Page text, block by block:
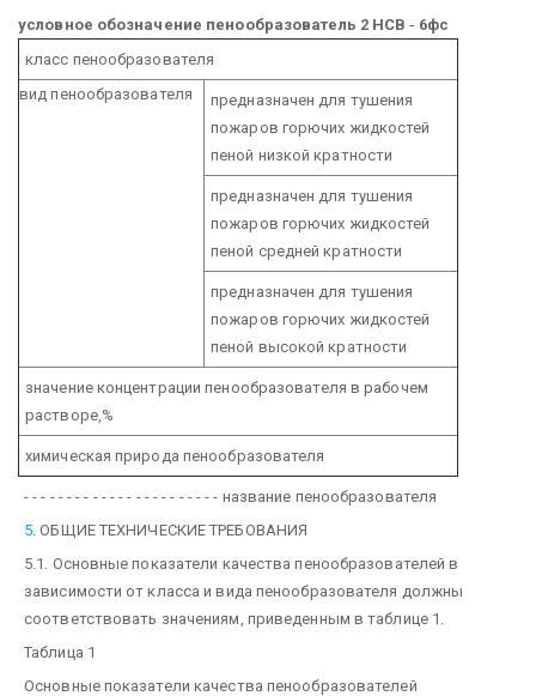
условное обозначение пенообразователь 2 НСВ- 6фс
класс пенообразователя
вид пенообразователя
предназначен для тушения
пожаров горючих жидкостей
пеной низкой кратности
предназначен для тушения
пожаров горючих жидкостей
пеной средней кратности
предназначен для тушения
пожаров горючих жидкостей
пеной высокой кратности
значение концентрации пенообразователя в рабочем
растворе,%
химическая природа пенообразователя
- - - - - - - - - - - - - - - - - - - - - - - название пенообразователя
5 . ОБЩИЕ ТЕХНИЧЕСКИЕ ТРЕБОВАНИЯ
5.1. Основные показатели качества пенообразователей в
зависимости от класса и вида пенообразователя должны
соответствовать значениям, приведенным в таблице 1.
Таблица 1
Основные показатели качества пенообразователей